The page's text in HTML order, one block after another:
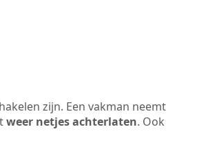
zijn. Een vakman neemt
weer netjes achterlaten. Ook